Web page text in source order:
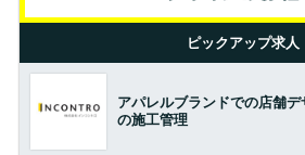
ピックアップ求人
アパレルブランドでの店舗
の施工管理